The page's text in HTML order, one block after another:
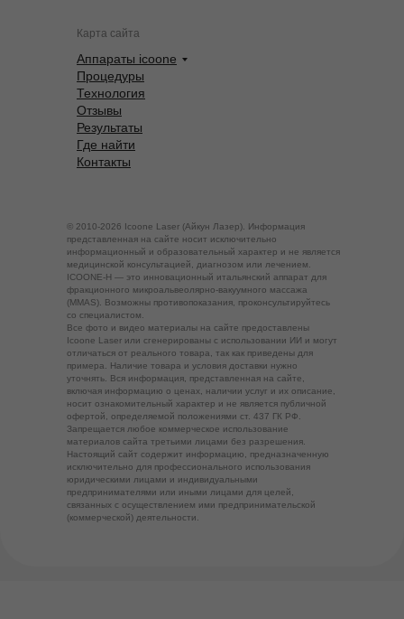
© 2010-2026 Icoone Laser (Айкун Лазер). Информация
представленная на сайте носит исключительно
информационный и образовательный характер и не является
медицинской консультацией, диагнозом или лечением.
ICOONE-H — это инновационный итальянский аппарат для
фракционного микроальвеолярно-вакуумного массажа
(MMAS). Возможны противопоказания, проконсультируйтесь
со специалистом.
Все фото и видео материалы на сайте предоставлены
Icoone Laser или сгенерированы с использовании ИИ и могут
отличаться от реального товара, так как приведены для
примера. Наличие товара и условия доставки нужно
уточнять. Вся информация, представленная на сайте,
включая информацию о ценах, наличии услуг и их описание,
носит ознакомительный характер и не является публичной
офертой, определяемой положениями ст. 437 ГК РФ.
Запрещается любое коммерческое использование
материалов сайта третьими лицами без разрешения.
Настоящий сайт содержит информацию, предназначенную
исключительно для профессионального использования
юридическими лицами и индивидуальными
предпринимателями или иными лицами для целей,
связанных с осуществлением ими предпринимательской
(коммерческой) деятельности.
Карта сайта
Аппараты icoone
Процедуры
Технология
Отзывы
Результаты
Где найти
Контакты